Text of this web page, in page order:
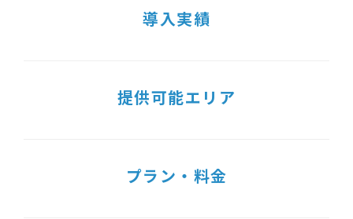
導入実績
提供可能エリア
プラン・料金